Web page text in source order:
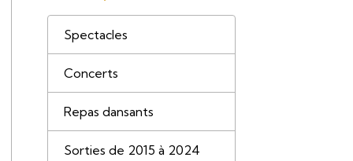
Spectacles
Concerts
Repas dansants
Sorties de 2015 à 2024